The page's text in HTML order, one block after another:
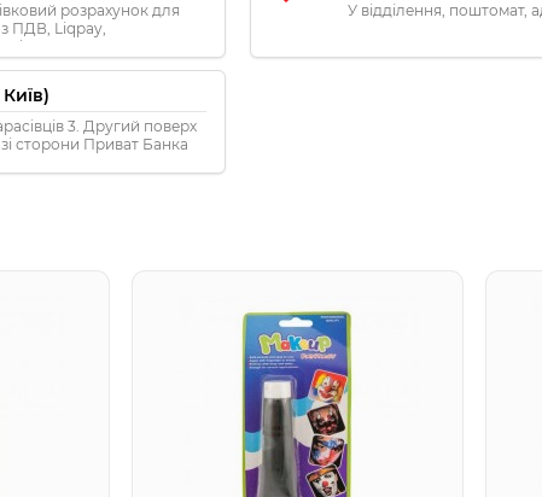
розрахунок для
ПДВ, Liqpay,
У відділення, поштомат,
3. Другий поверх
зі сторони Приват Банка